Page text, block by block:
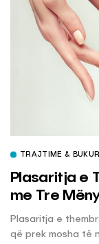
TRAJTIME &
Plasaritja e
me Tre
Plasaritja e
që prek mosha të